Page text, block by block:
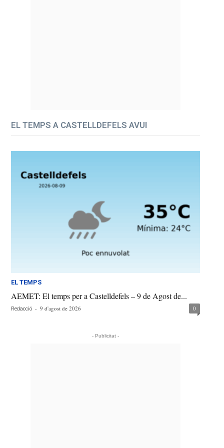
EL TEMPS A CASTELLDEFELS AVUI
EL TEMPS
AEMET: El temps per a Castelldefels – 9 de Agost de...
Redacció - 9 d'agost de 2026 0
- Publicitat -